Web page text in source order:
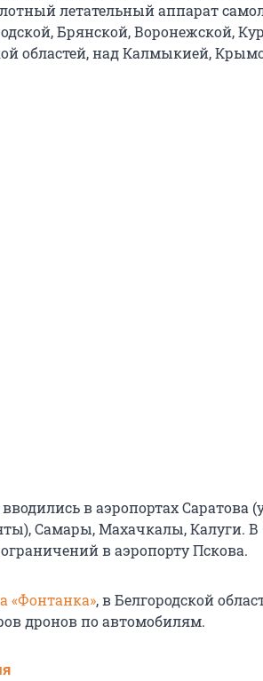
летательный аппарат
Брянской, Воронежской,
областей, над Калмыкией,
в аэропортах Саратова
Самары, Махачкалы, Калуги. В
в аэропорту Пскова.
«Фонтанка», в Белгородской
дронов по автомобилям.